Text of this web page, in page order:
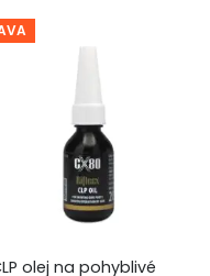
olej na pohyblivé